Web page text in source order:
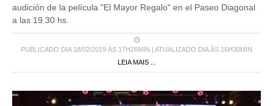
audición de la película "El Mayor Regalo" en el Paseo Diagonal
a las 19.30 hs.
PUBLICADO DIA 18/02/2019 ÀS 17H26MIN | ATUALIZADO DIA ÀS 16H30MIN
LEIA MAIS ...